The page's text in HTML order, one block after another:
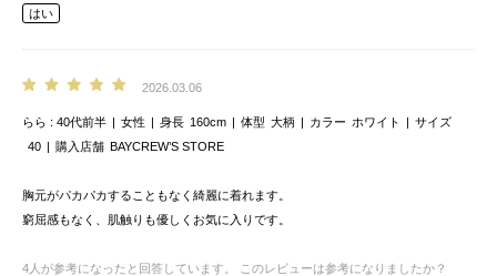
はい
2026.03.06
らら 40代前半 女性 身長 160cm 体型 大柄 カラー ホワイト
サイズ
40
購入店舗 BAYCREW’S STORE
胸元がパカパカすることもなく綺麗に着れます。
窮屈感もなく、肌触りも優しくお気に入りです。
4 人が参考になったと回答しています。
このレビューは参考になりましたか？